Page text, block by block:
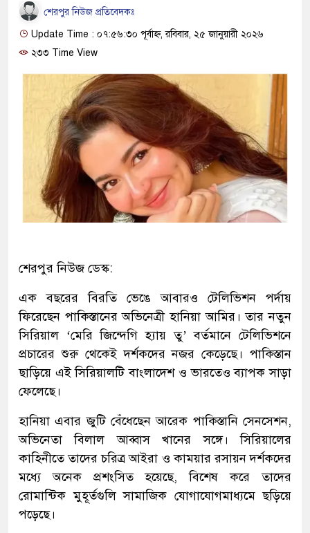
শেরপুর নিউজ প্রতিবেদকঃ
Update Time : ০৭:৫৬:৩০ পূর্বাহ্ন, রবিবার, ২৫ জানুয়ারী ২০২৬
২৩৩ Time View
শেরপুর নিউজ ডেস্ক:
এক বছরের বিরতি ভেঙে আবারও টেলিভিশন পর্দায়
ফিরেছেন পাকিস্তানের অভিনেত্রী হানিয়া আমির। তার নতুন
সিরিয়াল ‘মেরি জিন্দেগি হ্যায় তু’ বর্তমানে টেলিভিশনে
প্রচারের শুরু থেকেই দর্শকদের নজর কেড়েছে। পাকিস্তান
ছাড়িয়ে এই সিরিয়ালটি বাংলাদেশ ও ভারতেও ব্যাপক সাড়া
ফেলেছে।
হানিয়া এবার জুটি বেঁধেছেন আরেক পাকিস্তানি সেনসেশন,
অভিনেতা বিলাল আব্বাস খানের সঙ্গে। সিরিয়ালের
কাহিনীতে তাদের চরিত্র আইরা ও কাময়ার রসায়ন দর্শকদের
মধ্যে অনেক প্রশংসিত হয়েছে, বিশেষ করে তাদের
রোমান্টিক মুহূর্তগুলি সামাজিক যোগাযোগমাধ্যমে ছড়িয়ে
পড়েছে।